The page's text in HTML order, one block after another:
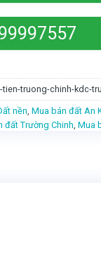
tien-truong-chinh-kdc-
nền, Mua bán đất An
đất Trường Chinh, Mua